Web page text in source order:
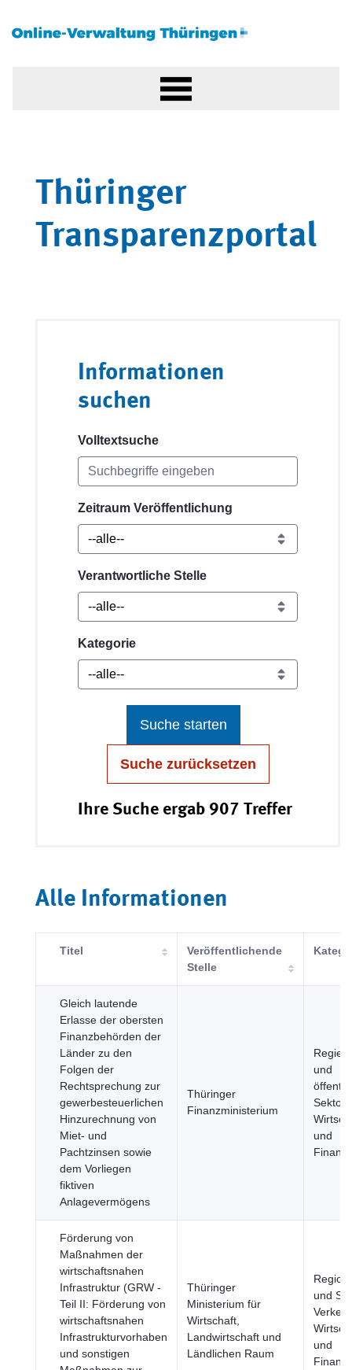
Thüringer
Transparenzportal
Informationen
suchen
Volltextsuche
Zeitraum Veröffentlichung
Verantwortliche Stelle
Kategorie
Suche starten
Suche zurücksetzen
Ihre Suche ergab 907 Treffer
Alle Informationen
Titel
Veröffentlichende
Stelle
Gleich lautende
Erlasse der obersten
Finanzbehörden der
Länder zu den
Folgen der
Rechtsprechung zur
gewerbesteuerlichen
Hinzurechnung von
Miet- und
Pachtzinsen sowie
dem Vorliegen
fiktiven
Anlagevermögens
Thüringer
Finanzministerium
und
Sektor,
und
Förderung von
Maßnahmen der
wirtschaftsnahen
Infrastruktur (GRW -
Teil II: Förderung von
wirtschaftsnahen
Infrastrukturvorhaben
und sonstigen
Thüringer
Ministerium für
Wirtschaft,
Landwirtschaft und
Ländlichen Raum
und
und